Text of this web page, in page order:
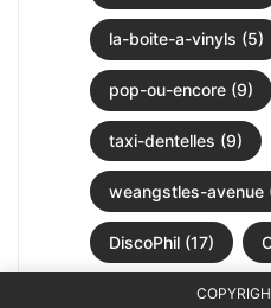
la-boite-a-vinyls (5)
pop-ou-encore (9)
taxi-dentelles (9)
weangstles-avenue
DiscoPhil (17)